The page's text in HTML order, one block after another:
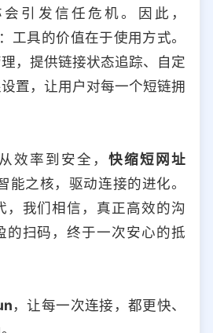
引发信任危机。因此，
工具的价值在于使用方式。
，提供链接状态追踪、自定
置，让用户对每一个短链拥
效率到安全， 快缩短网址
能之核，驱动连接的进化。
，我们相信，真正高效的沟
的扫码，终于一次安心的抵
，让每一次连接，都更快、